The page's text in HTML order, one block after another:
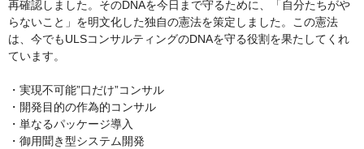
再確認しました。そのDNAを今日まで守るために、「自分たちがや
らないこと」を明文化した独自の憲法を策定しました。この憲法
は、今でもULSコンサルティングのDNAを守る役割を果たしてくれ
ています。
・実現不可能”口だけ”コンサル
・開発目的の作為的コンサル
・単なるパッケージ導入
・御用聞き型システム開発